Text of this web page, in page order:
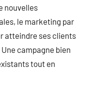
nouvelles
le marketing par
atteindre ses clients
campagne bien
tout en